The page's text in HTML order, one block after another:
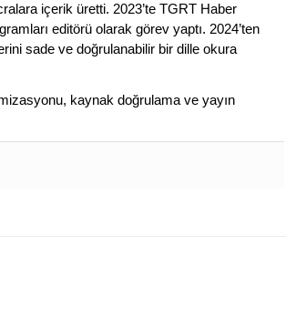
içerik üretti. 2023’te TGRT Haber
editörü olarak görev yaptı. 2024’ten
sade ve doğrulanabilir bir dille okura
kaynak doğrulama ve yayın